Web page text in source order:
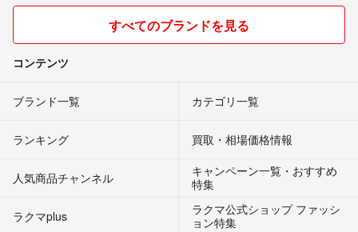
すべてのブランドを見る
コンテンツ
ブランド一覧 カテゴリ一覧
ランキング 買取・相場価格情報
人気商品チャンネル
キャンペーン一覧・おすすめ
特集
ラクマplus
ラクマ公式ショップ ファッシ
ョン特集